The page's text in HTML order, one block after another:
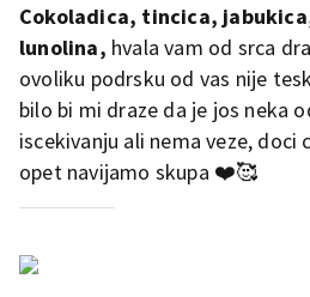
Cokoladica, tincica,
lunolina, hvala vam od srca
ovoliku podrsku od vas nije
bilo bi mi draze da je jos neka
iscekivanju ali nema veze, doci
opet navijamo skupa ❤️🥰